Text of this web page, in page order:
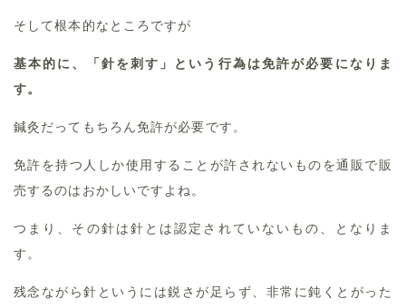
そして根本的なところですが
基本的に、「針を刺す」という行為は免許が必要になりま
す。
鍼灸だってもちろん免許が必要です。
免許を持つ人しか使用することが許されないものを通販で販
売するのはおかしいですよね。
つまり、その針は針とは認定されていないもの、となりま
す。
残念ながら針というには鋭さが足らず、非常に鈍くとがった